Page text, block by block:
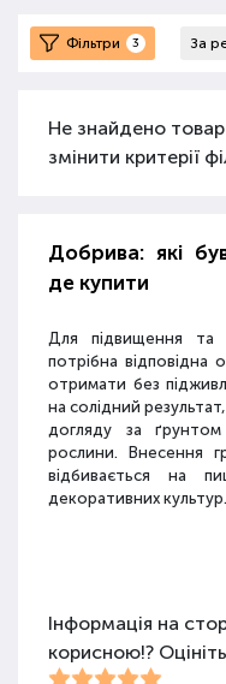
Фільтри 3
Не знайдено
змінити критерії
Добрива: які
де купити
Для підвищення та
потрібна
отримати без
на солідний
догляду за
рослини. Внесення
відбивається на
декоративних культур.
Різновиди
Для покращення
використовуються
Інформація на
корисною!?